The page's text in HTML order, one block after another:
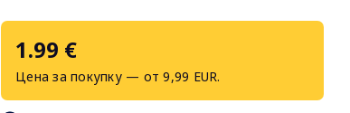
1.99 €
Цена за покупку — от 9,99 EUR.